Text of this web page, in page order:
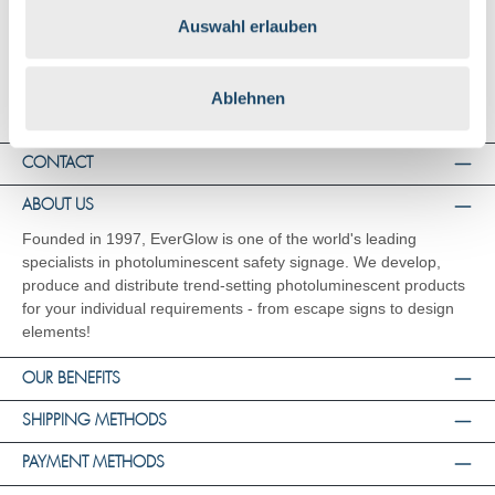
Auswahl erlauben
Ablehnen
CONTACT
ABOUT US
Founded in 1997, EverGlow is one of the world's leading
specialists in photoluminescent safety signage. We develop,
produce and distribute trend-setting photoluminescent products
for your individual requirements - from escape signs to design
elements!
OUR BENEFITS
SHIPPING METHODS
PAYMENT METHODS